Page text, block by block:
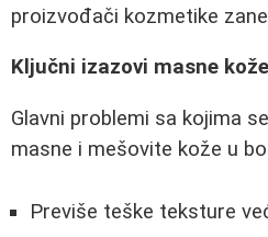
proizvođači kozmetike
Ključni izazovi masne
Glavni problemi sa kojima
masne i mešovite kože u
Previše teške teksture